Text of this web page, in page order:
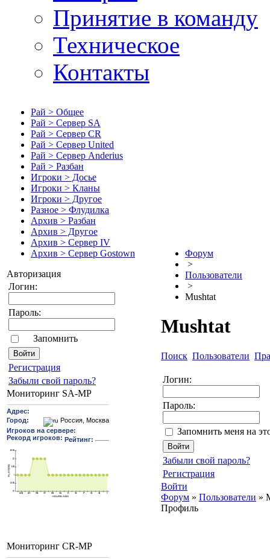
Принятие в команду
Техническое
Контакты
Рай > Общее
Рай > Сервер SA
Рай > Сервер CR
Рай > Сервер United
Рай > Сервер Anderius
Рай > Разбан
Игроки > Досье
Игроки > Кланы
Игроки > Другое
Разное > Флудилка
Архив > Разбан
Архив > Другое
Архив > Сервер IV
Архив > Сервер Gostown
Авторизация
Логин:
Пароль:
Запомнить
Pегиcтрaция
Забыли свой пароль?
Мониторинг SA-MP
Мониторинг CR-MP
Форум
>
Пользователи
>
Mushtat
Mushtat
Поиск Пользователи
Логин:
Пароль:
Запомнить меня на
Забыли свой пароль?
Регистрация
Войти
Форум » Пользователи »
Профиль